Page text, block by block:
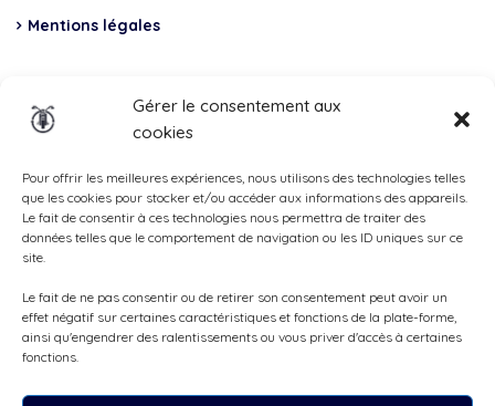
Gérer le consentement aux
cookies
Pour offrir les meilleures expériences, nous utilisons des technologies telles
que les cookies pour stocker et/ou accéder aux informations des appareils.
Le fait de consentir à ces technologies nous permettra de traiter des
données telles que le comportement de navigation ou les ID uniques sur ce
site.
Le fait de ne pas consentir ou de retirer son consentement peut avoir un
effet négatif sur certaines caractéristiques et fonctions de la plate-forme,
ainsi qu'engendrer des ralentissements ou vous priver d'accès à certaines
fonctions.
Mentions légales
Total Casco, Partner
Methods
of
payment